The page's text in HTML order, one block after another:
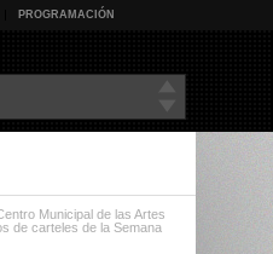
PROGRAMACIÓN
Municipal de las Artes
de carteles de la Semana